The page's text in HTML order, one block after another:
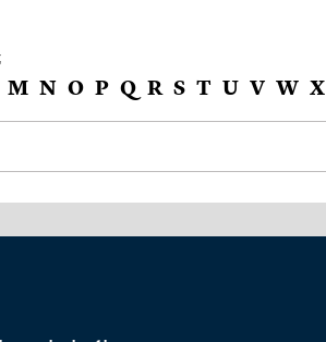
M N O P Q R S T U V W X